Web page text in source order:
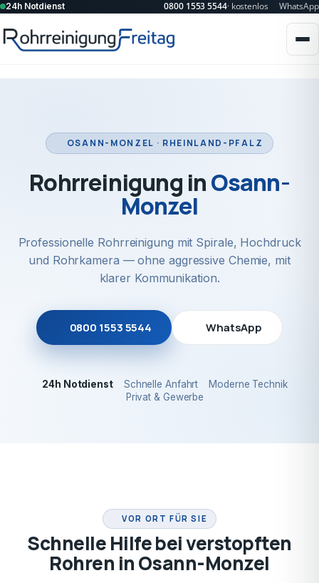
24h Notdienst 0800 1553 5544· kostenlos WhatsApp
OSANN-MONZEL · RHEINLAND-PFALZ
Rohrreinigung inOsann-
Monzel
Professionelle Rohrreinigung mit Spirale, Hochdruck
und Rohrkamera — ohne aggressive Chemie, mit
klarer Kommunikation.
0800 1553 5544 WhatsApp
24h Notdienst Schnelle Anfahrt
Moderne Technik
Privat & Gewerbe
VOR ORT FÜR SIE
Schnelle Hilfe bei verstopften
Rohren in Osann-Monzel